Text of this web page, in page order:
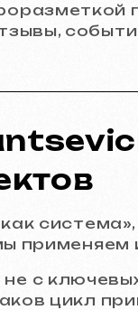
применяем
с
цикл